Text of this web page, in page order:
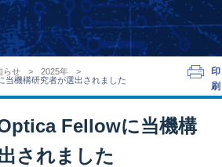
らせ > 2025年
>
当機構研究者が選出されました
印
刷
Fellowに当機構
されました